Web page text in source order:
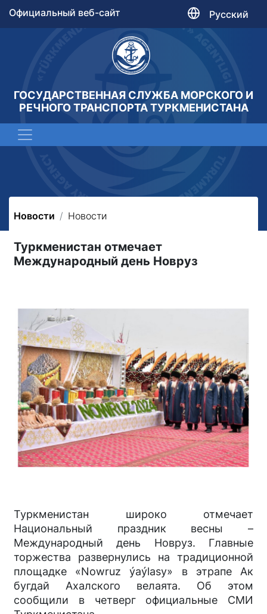
Официальный веб-сайт Русский
ГОСУДАРСТВЕННАЯ СЛУЖБА МОРСКОГО И
РЕЧНОГО ТРАНСПОРТА ТУРКМЕНИСТАНА
Новости Новости
Туркменистан отмечает
Международный день Новруз
Туркменистан широко отмечает
Национальный праздник весны –
Международный день Новруз. Главные
торжества развернулись на традиционной
площадке «Nowruz ýaýlasy» в этрапе Ак
бугдай Ахалского велаята. Об этом
сообщили в четверг официальные СМИ